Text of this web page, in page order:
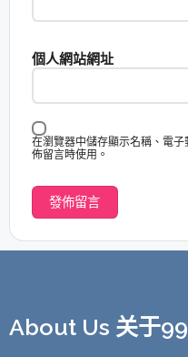
個人網站網址
在瀏覽器中儲存顯示名稱、電
佈留言時使用。
About Us 关于